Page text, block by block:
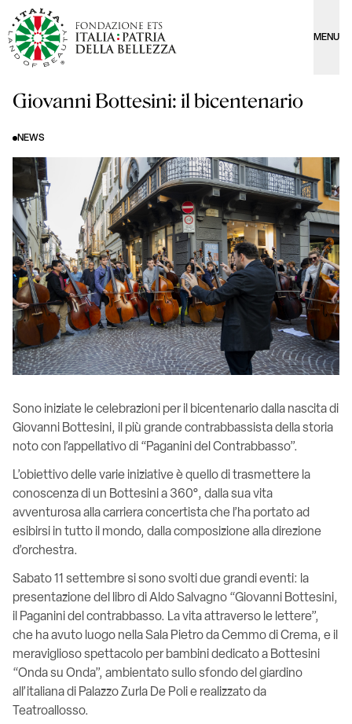
MENU
Giovanni Bottesini: il bicentenario
NEWS
Sono iniziate le celebrazioni per il bicentenario dalla nascita di
Giovanni Bottesini, il più grande contrabbassista della storia
noto con l’appellativo di “Paganini del Contrabbasso”.
L’obiettivo delle varie iniziative è quello di trasmettere la
conoscenza di un Bottesini a 360°, dalla sua vita
avventurosa alla carriera concertista che l’ha portato ad
esibirsi in tutto il mondo, dalla composizione alla direzione
d’orchestra.
Sabato 11 settembre si sono svolti due grandi eventi: la
presentazione del libro di Aldo Salvagno “Giovanni Bottesini,
il Paganini del contrabbasso. La vita attraverso le lettere”,
che ha avuto luogo nella Sala Pietro da Cemmo di Crema, e il
meraviglioso spettacolo per bambini dedicato a Bottesini
“Onda su Onda”, ambientato sullo sfondo del giardino
all’italiana di Palazzo Zurla De Poli e realizzato da
Teatroallosso.